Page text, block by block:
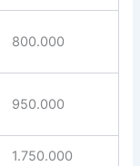
800.000
950.000
1.750.000